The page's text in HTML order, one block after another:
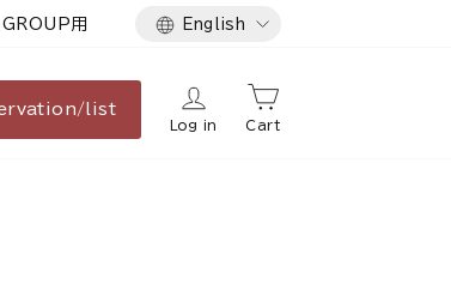
用 Language
English
list
Log in Cart